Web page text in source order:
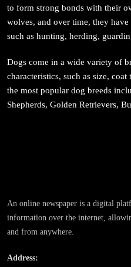
जनकपुर सहित तराई
to form strong bonds with their
wolves, and over time, they
such as hunting, herding,
Dogs come in a wide variety of
characteristics, such as size,
the most popular dog breeds
Shepherds, Golden Retrievers,
An online newspaper is a digital
information over the internet,
and from anywhere.
Address: